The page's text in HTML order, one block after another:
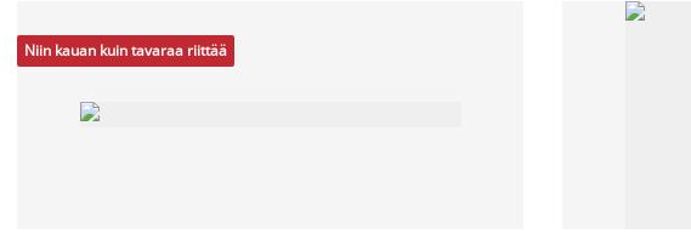
Niin kauan kuin tavaraa riittää